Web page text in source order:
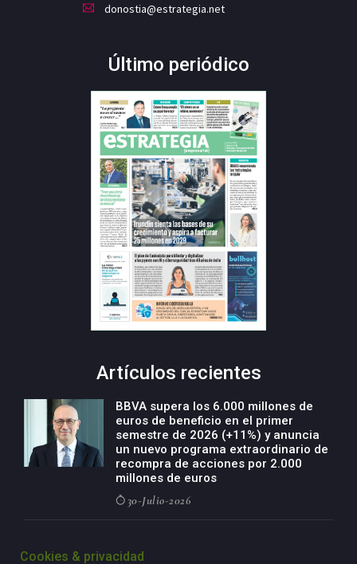
donostia@estrategia.net
Último periódico
Artículos recientes
BBVA supera los 6.000 millones de
euros de beneficio en el primer
semestre de 2026 (+11%) y anuncia
un nuevo programa extraordinario de
recompra de acciones por 2.000
millones de euros
30-Julio-2026
negocio agro con un modelo global
Cookies & privacidad